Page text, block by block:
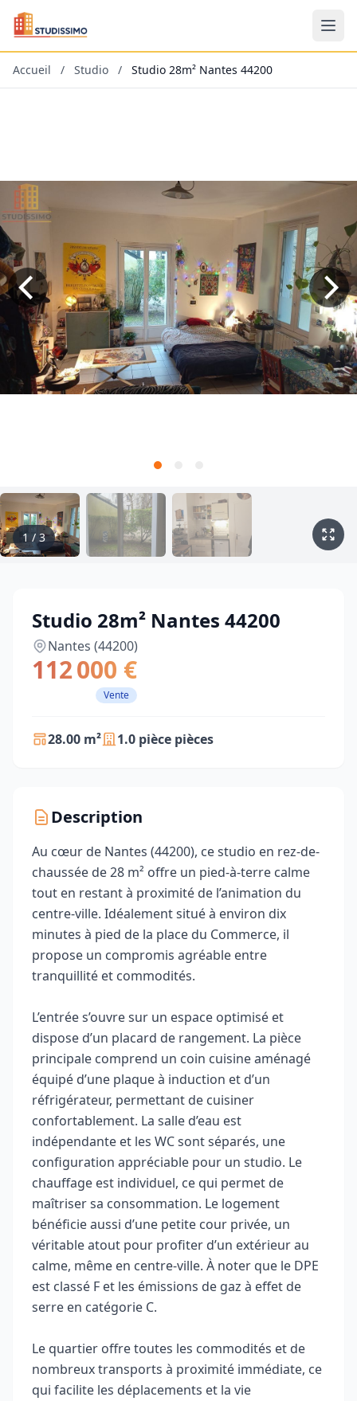
Accueil / Studio / Studio 28m² Nantes 44200
1 / 3
Studio 28m² Nantes 44200
Nantes (44200)
112 000 €
Vente
28.00 m² 1.0 pièce pièces
Description
Au cœur de Nantes (44200), ce studio en rez-de-
chaussée de 28 m² offre un pied-à-terre calme
tout en restant à proximité de l’animation du
centre-ville. Idéalement situé à environ dix
minutes à pied de la place du Commerce, il
propose un compromis agréable entre
tranquillité et commodités.
L’entrée s’ouvre sur un espace optimisé et
dispose d’un placard de rangement. La pièce
principale comprend un coin cuisine aménagé
équipé d’une plaque à induction et d’un
réfrigérateur, permettant de cuisiner
confortablement. La salle d’eau est
indépendante et les WC sont séparés, une
configuration appréciable pour un studio. Le
chauffage est individuel, ce qui permet de
maîtriser sa consommation. Le logement
bénéficie aussi d’une petite cour privée, un
véritable atout pour profiter d’un extérieur au
calme, même en centre-ville. À noter que le DPE
est classé F et les émissions de gaz à effet de
serre en catégorie C.
Le quartier offre toutes les commodités et de
nombreux transports à proximité immédiate, ce
qui facilite les déplacements et la vie